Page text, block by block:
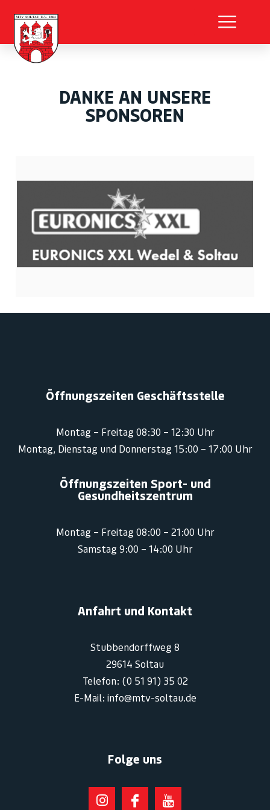
DANKE AN UNSERE
SPONSOREN
Öffnungszeiten Geschäftsstelle
Montag – Freitag 08:30 – 12:30 Uhr
Montag, Dienstag und Donnerstag 15:00 – 17:00 Uhr
Öffnungszeiten Sport- und
Gesundheitszentrum
Montag – Freitag 08:00 – 21:00 Uhr
Samstag 9:00 – 14:00 Uhr
Anfahrt und Kontakt
Stubbendorffweg 8
29614 Soltau
Telefon: (0 51 91) 35 02
E-Mail: info@mtv-soltau.de
Folge uns